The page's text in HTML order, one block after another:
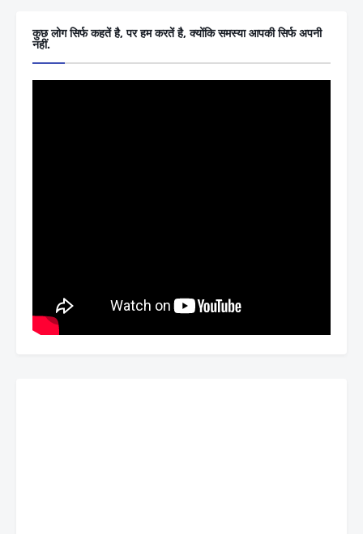
कुछ लोग सिर्फ कहतें है, पर हम करतें है, क्योंकि समस्या आपकी सिर्फ अपनी
नहीं.